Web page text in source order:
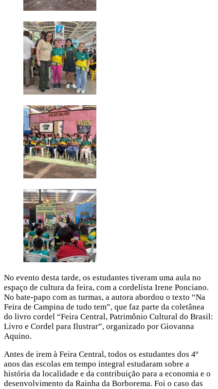
No evento desta tarde, os estudantes tiveram uma aula no
espaço de cultura da feira, com a cordelista Irene Ponciano.
No bate-papo com as turmas, a autora abordou o texto “Na
Feira de Campina de tudo tem”, que faz parte da coletânea
do livro cordel “Feira Central, Patrimônio Cultural do Brasil:
Livro e Cordel para Ilustrar”, organizado por Giovanna
Aquino.
Antes de irem à Feira Central, todos os estudantes dos 4º
anos das escolas em tempo integral estudaram sobre a
história da localidade e da contribuição para a economia e o
desenvolvimento da Rainha da Borborema. Foi o caso das